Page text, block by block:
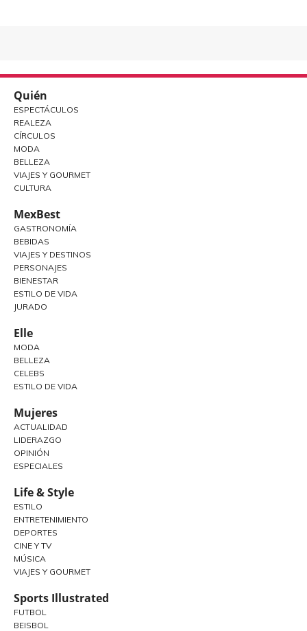
Quién
ESPECTÁCULOS
REALEZA
CÍRCULOS
MODA
BELLEZA
VIAJES Y GOURMET
CULTURA
MexBest
GASTRONOMÍA
BEBIDAS
VIAJES Y DESTINOS
PERSONAJES
BIENESTAR
ESTILO DE VIDA
JURADO
Elle
MODA
BELLEZA
CELEBS
ESTILO DE VIDA
Mujeres
ACTUALIDAD
LIDERAZGO
OPINIÓN
ESPECIALES
Life & Style
ESTILO
ENTRETENIMIENTO
DEPORTES
CINE Y TV
MÚSICA
VIAJES Y GOURMET
Sports Illustrated
FUTBOL
BEISBOL